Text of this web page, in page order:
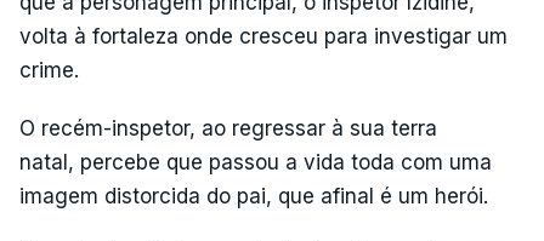
volta à fortaleza onde cresceu para investigar um
crime.
O recém-inspetor, ao regressar à sua terra
natal, percebe que passou a vida toda com uma
imagem distorcida do pai, que afinal é um herói.